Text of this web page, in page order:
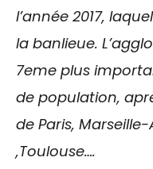
l’année 2017,
la banlieue.
7eme plus
de population,
de Paris,
,Toulouse….